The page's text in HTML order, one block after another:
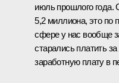
июль прошлого года.
5,2 миллиона, это по
сфере у нас вообще
старались платить
заработную плату в